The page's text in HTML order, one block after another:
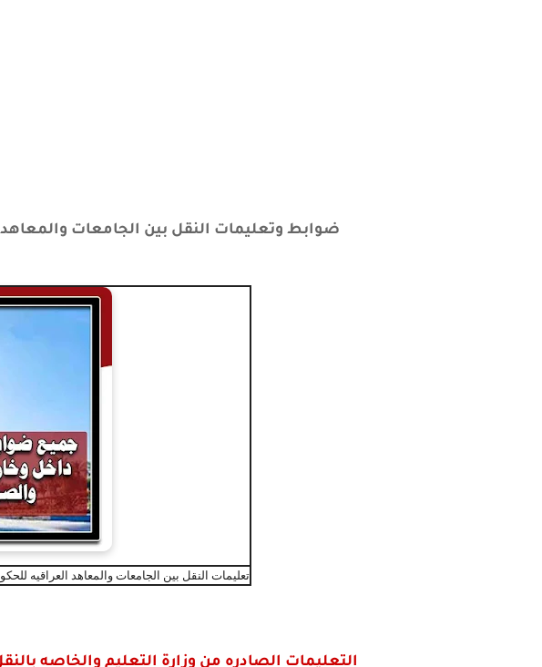
ضوابط وتعليمات النقل بين الجامعات والمعاهد العراقيه للعام الجديد 2021-
تعليمات النقل بين الجامعات والمعاهد العراقيه
التعليمات الصادره من وزارة التعليم والخاصه